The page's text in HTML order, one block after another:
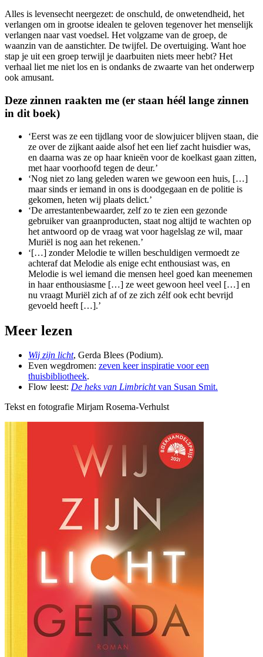
Alles is levensecht neergezet: de onschuld, de onwetendheid, het
verlangen om in grootse idealen te geloven tegenover het menselijk
verlangen naar vast voedsel. Het volgzame van de groep, de
waanzin van de aanstichter. De twijfel. De overtuiging. Want hoe
stap je uit een groep terwijl je daarbuiten niets meer hebt? Het
verhaal liet me niet los en is ondanks de zwaarte van het onderwerp
ook amusant.
Deze zinnen raakten me (er staan héél lange zinnen
in dit boek)
‘Eerst was ze een tijdlang voor de slowjuicer blijven staan, die
ze over de zijkant aaide alsof het een lief zacht huisdier was,
en daarna was ze op haar knieën voor de koelkast gaan zitten,
met haar voorhoofd tegen de deur.’
‘Nog niet zo lang geleden waren we gewoon een huis, […]
maar sinds er iemand in ons is doodgegaan en de politie is
gekomen, heten wij plaats delict.’
‘De arrestantenbewaarder, zelf zo te zien een gezonde
gebruiker van graanproducten, staat nog altijd te wachten op
het antwoord op de vraag wat voor hagelslag ze wil, maar
Muriël is nog aan het rekenen.’
‘[…] zonder Melodie te willen beschuldigen vermoedt ze
achteraf dat Melodie als enige echt enthousiast was, en
Melodie is wel iemand die mensen heel goed kan meenemen
in haar enthousiasme […] ze weet gewoon heel veel […] en
nu vraagt Muriël zich af of ze zich zélf ook echt bevrijd
gevoeld heeft […].’
Meer lezen
Wij zijn licht, Gerda Blees (Podium).
Even wegdromen: zeven keer inspiratie voor een
thuisbibliotheek.
Flow leest: De heks van Limbrichtvan Susan Smit.
Tekst en fotografie Mirjam Rosema-Verhulst